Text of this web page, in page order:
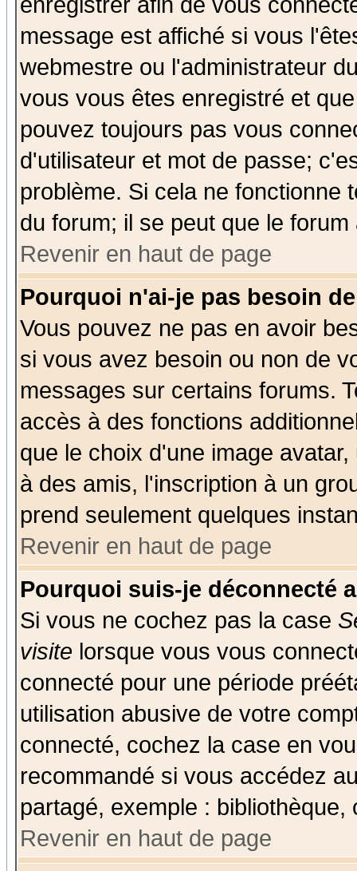
message est affiché si vous
webmestre ou l'administrateur
vous vous êtes enregistré et
pouvez toujours pas vous
d'utilisateur et mot de passe;
problème. Si cela ne fonctionne
du forum; il se peut que le
Revenir en haut de page
Pourquoi n'ai-je pas besoin
Vous pouvez ne pas en avoir
si vous avez besoin ou non de
messages sur certains forums.
accès à des fonctions
que le choix d'une image
à des amis, l'inscription à un
prend seulement quelques
Revenir en haut de page
Pourquoi suis-je déconnecté
Si vous ne cochez pas la case
visite lorsque vous vous
connecté pour une période
utilisation abusive de votre
connecté, cochez la case en
recommandé si vous accédez
partagé, exemple :
Revenir en haut de page